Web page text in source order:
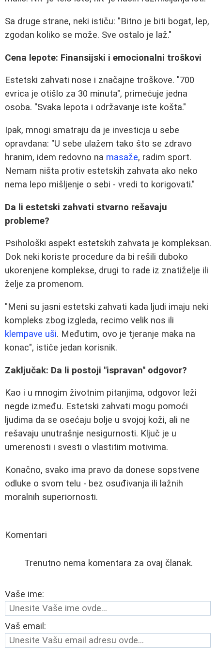
Sa druge strane, neki ističu: "Bitno je biti bogat, lep,
zgodan koliko se može. Sve ostalo je laž."
Cena lepote: Finansijski i emocionalni troškovi
Estetski zahvati nose i značajne troškove. "700
evrica je otišlo za 30 minuta", primećuje jedna
osoba. "Svaka lepota i održavanje iste košta."
Ipak, mnogi smatraju da je investicja u sebe
opravdana: "U sebe ulažem tako što se zdravo
hranim, idem redovno na masaže, radim sport.
Nemam ništa protiv estetskih zahvata ako neko
nema lepo mišljenje o sebi - vredi to korigovati."
Da li estetski zahvati stvarno rešavaju
probleme?
Psihološki aspekt estetskih zahvata je kompleksan.
Dok neki koriste procedure da bi rešili duboko
ukorenjene komplekse, drugi to rade iz znatiželje ili
želje za promenom.
"Meni su jasni estetski zahvati kada ljudi imaju neki
kompleks zbog izgleda, recimo velik nos ili
klempave uši. Međutim, ovo je tjeranje maka na
konac", ističe jedan korisnik.
Zaključak: Da li postoji "ispravan" odgovor?
Kao i u mnogim životnim pitanjima, odgovor leži
negde između. Estetski zahvati mogu pomoći
ljudima da se osećaju bolje u svojoj koži, ali ne
rešavaju unutrašnje nesigurnosti. Ključ je u
umerenosti i svesti o vlastitim motivima.
Konačno, svako ima pravo da donese sopstvene
odluke o svom telu - bez osuđivanja ili lažnih
moralnih superiornosti.
Komentari
Trenutno nema komentara za ovaj članak.
Vaše ime:
Vaš email: